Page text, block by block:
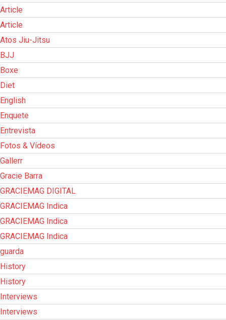
Article
Article
Atos Jiu-Jitsu
BJJ
Boxe
Diet
English
Enquete
Entrevista
Fotos & Vídeos
Gallerr
Gracie Barra
GRACIEMAG DIGITAL
GRACIEMAG Indica
GRACIEMAG Indica
GRACIEMAG Indica
guarda
History
History
Interviews
Interviews